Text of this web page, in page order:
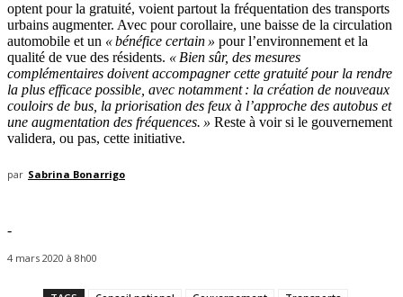
optent pour la gratuité, voient partout la fréquentation des transports
urbains augmenter. Avec pour corollaire, une baisse de la circulation
automobile et un « bénéfice certain » pour l’environnement et la
qualité de vue des résidents. « Bien sûr, des mesures
complémentaires doivent accompagner cette gratuité pour la rendre
la plus efficace possible, avec notamment : la création de nouveaux
couloirs de bus, la priorisation des feux à l’approche des autobus et
une augmentation des fréquences. » Reste à voir si le gouvernement
validera, ou pas, cette initiative.
par Sabrina Bonarrigo
-
4 mars 2020 à 8h00